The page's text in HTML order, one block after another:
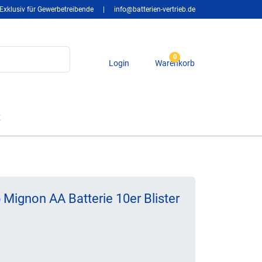
Exklusiv für Gewerbetreibende info@batterien-vertrieb.de
Login
0
Warenkorb
AA Batterie 10er Blister